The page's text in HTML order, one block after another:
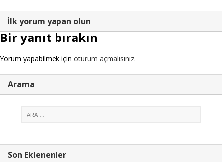
İlk yorum yapan olun
Bir yanıt bırakın
Yorum yapabilmek için oturum açmalısınız.
Arama
Son Eklenenler